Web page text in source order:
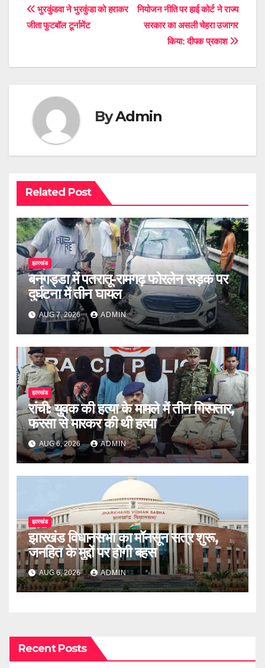
Post
navigation
नियोजन नीति पर हाई कोर्ट ने राज्य
सरकार का असली चेहरा उजागर
किया: दीपक प्रकाश
भुरकुंडवा ने भुरकुंडा को हराकर
जीता फुटबॉल टूर्नामेंट
ByAdmin
Related Post
झारखंड
बनगड्डा में पतरातू-रामगढ़ फोरलेन सड़क पर
दुर्घटना में तीन घायल
AUG 7, 2026 ADMIN
झारखंड
रांची: युवक की हत्या के मामले में तीन गिरफ्तार,
फरसा से मारकर की थी हत्या
AUG 6, 2026 ADMIN
झारखंड
झारखंड विधानसभा का मॉनसून सत्र शुरू,
जनहित के मुद्दों पर होगी बहस
AUG 6, 2026 ADMIN
Recent Posts